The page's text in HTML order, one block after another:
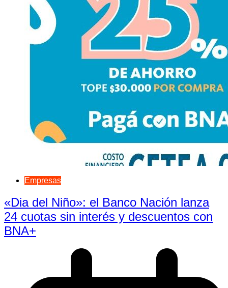
Empresas
«Dia del Niño»: el Banco Nación lanza
24 cuotas sin interés y descuentos con
BNA+